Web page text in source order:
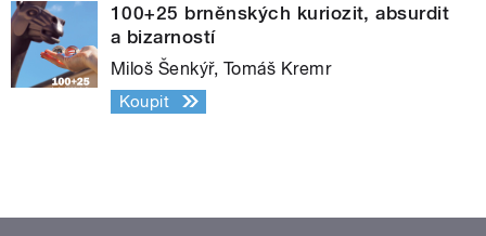
100+25 brněnských kuriozit, absurdit
a bizarností
Miloš Šenkýř, Tomáš Kremr
Koupit